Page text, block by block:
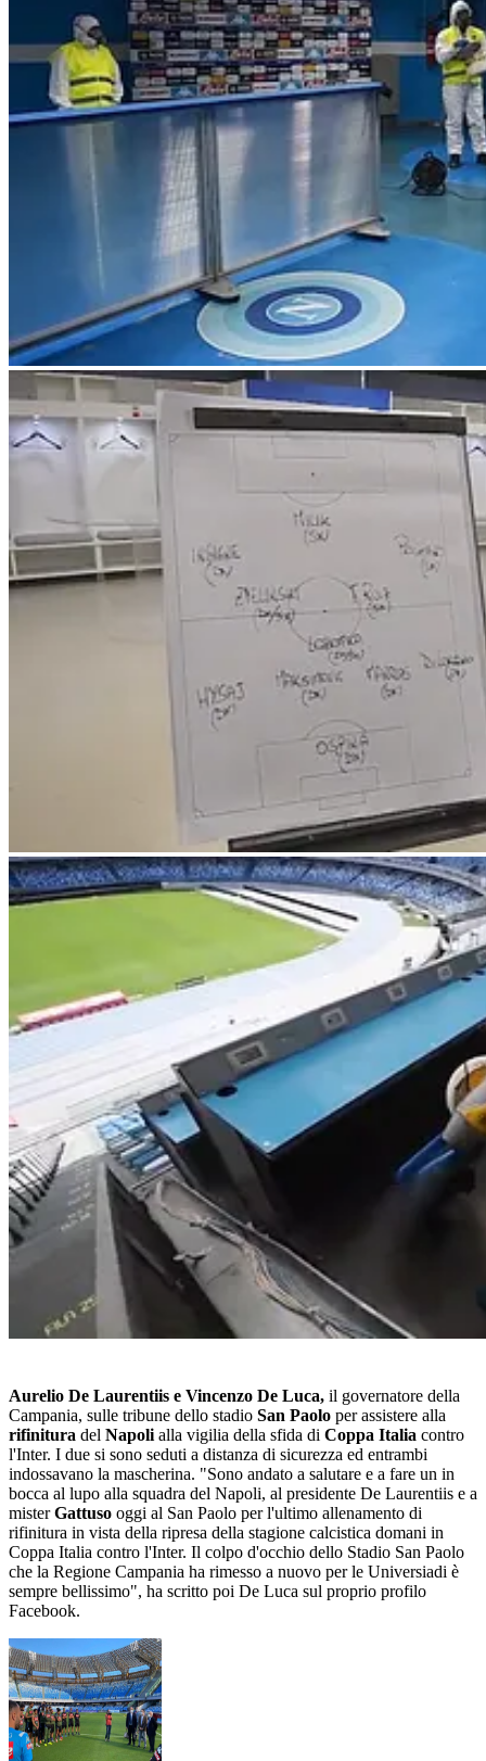
Aurelio De Laurentiis e Vincenzo De Luca, il governatore della
Campania, sulle tribune dello stadio San Paolo per assistere alla
rifinitura del Napoli alla vigilia della sfida di Coppa Italia contro
l'Inter. I due si sono seduti a distanza di sicurezza ed entrambi
indossavano la mascherina. "Sono andato a salutare e a fare un in
bocca al lupo alla squadra del Napoli, al presidente De Laurentiis e a
misterGattuso oggi al San Paolo per l'ultimo allenamento di
rifinitura in vista della ripresa della stagione calcistica domani in
Coppa Italia contro l'Inter. Il colpo d'occhio dello Stadio San Paolo
che la Regione Campania ha rimesso a nuovo per le Universiadi è
sempre bellissimo", ha scritto poi De Luca sul proprio profilo
Facebook.